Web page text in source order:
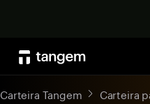
Carteira Tangem Carteira